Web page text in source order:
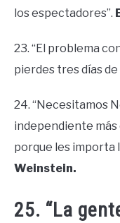
los espectadores”.
23. “El problema
pierdes tres días de
24. “Necesitamos
independiente
porque les importa
Weinstein.
25. “La